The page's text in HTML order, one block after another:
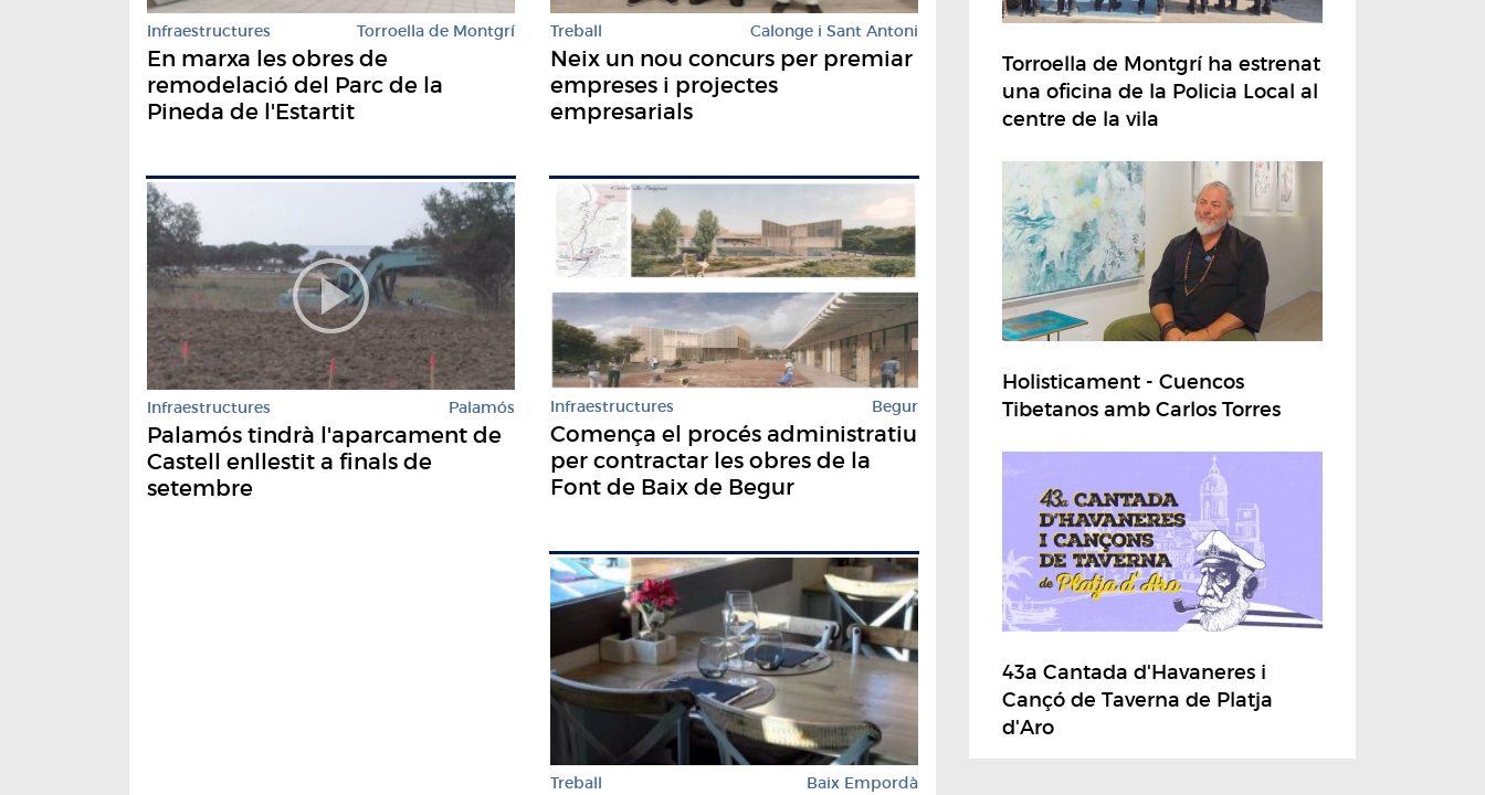
Infraestructures Torroella de Montgrí
En marxa les obres de
remodelació del Parc de la
Pineda de l'Estartit
Treball Calonge i Sant Antoni
Neix un nou concurs per premiar
empreses i projectes
empresarials
Infraestructures Palamós
Palamós tindrà l'aparcament de
Castell enllestit a finals de
setembre
Infraestructures Begur
Comença el procés administratiu
per contractar les obres de la
Font de Baix de Begur
Treball Baix Empordà
Torroella de Montgrí ha estrenat
una oficina de la Policia Local al
centre de la vila
Holisticament - Cuencos
Tibetanos amb Carlos Torres
43a Cantada d'Havaneres i
Cançó de Taverna de Platja
d'Aro